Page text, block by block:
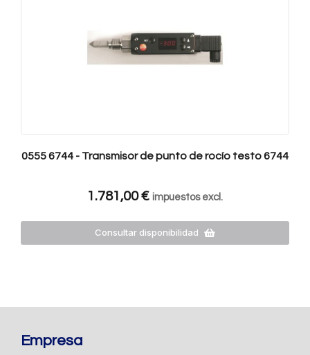
0555 6744 - Transmisor de punto de rocío testo 6744
1.781,00€ impuestos excl.
Consultar disponibilidad
Empresa